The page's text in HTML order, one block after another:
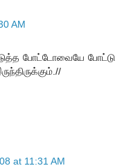
AM
போட்டோவையே போட்டு
at 11:31 AM